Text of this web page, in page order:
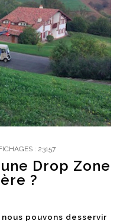
: 23157
Drop Zone
?
pouvons desservir